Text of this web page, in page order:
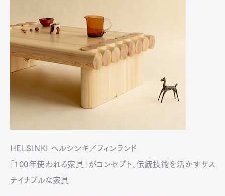
HELSINKI ヘルシンキ／フィンランド
「100年使われる家具」がコンセプト、伝統技術を活かすサス
テイナブルな家具